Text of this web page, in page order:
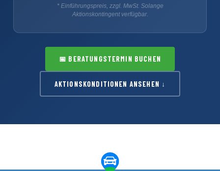
* Einführungspreis, zzgl. MwSt. Solange
Aktionskontingent verfügbar.
📅 BERATUNGSTERMIN BUCHEN
AKTIONSKONDITIONEN ANSEHEN ↓